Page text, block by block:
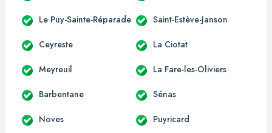
Le Puy-Sainte-Réparade Saint-Estève-Janson
Ceyreste La Ciotat
Meyreuil La Fare-les-Oliviers
Barbentane Sénas
Noves Puyricard